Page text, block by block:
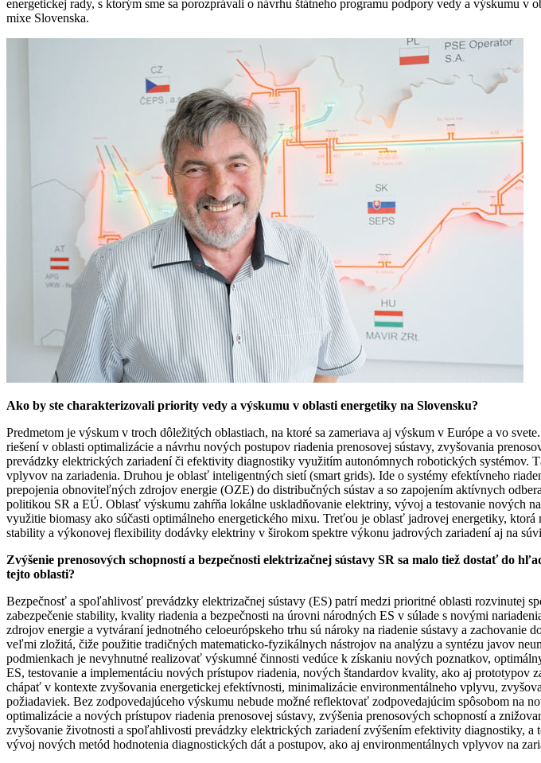
energetickej rady, s ktorým sme sa porozprávali o návrhu štátneho programu podpory vedy a výskumu
mixe Slovenska.
Ako by ste charakterizovali priority vedy a výskumu v oblasti energetiky na Slovensku?
Predmetom je výskum v troch dôležitých oblastiach, na ktoré sa zameriava aj výskum v Európe a vo
riešení v oblasti optimalizácie a návrhu nových postupov riadenia prenosovej sústavy, zvyšovania
prevádzky elektrických zariadení či efektivity diagnostiky využitím autonómnych robotických
vplyvov na zariadenia. Druhou je oblasť inteligentných sietí (smart grids). Ide o systémy efektívneho
prepojenia obnoviteľných zdrojov energie (OZE) do distribučných sústav a so zapojením aktívnych
politikou SR a EÚ. Oblasť výskumu zahŕňa lokálne uskladňovanie elektriny, vývoj a testovanie nových
využitie biomasy ako súčasti optimálneho energetického mixu. Treťou je oblasť jadrovej energetiky,
stability a výkonovej flexibility dodávky elektriny v širokom spektre výkonu jadrových zariadení aj na
Zvýšenie prenosových schopností a bezpečnosti elektrizačnej sústavy SR sa malo tiež dostať
tejto oblasti?
Bezpečnosť a spoľahlivosť prevádzky elektrizačnej sústavy (ES) patrí medzi prioritné oblasti rozvinutej
zabezpečenie stability, kvality riadenia a bezpečnosti na úrovni národných ES v súlade s novými
zdrojov energie a vytváraní jednotného celoeurópskeho trhu sú nároky na riadenie sústavy a
veľmi zložitá, čiže použitie tradičných matematicko-fyzikálnych nástrojov na analýzu a syntézu javov
podmienkach je nevyhnutné realizovať výskumné činnosti vedúce k získaniu nových poznatkov,
ES, testovanie a implementáciu nových prístupov riadenia, nových štandardov kvality, ako aj
chápať v kontexte zvyšovania energetickej efektívnosti, minimalizácie environmentálneho vplyvu,
požiadaviek. Bez zodpovedajúceho výskumu nebude možné reflektovať zodpovedajúcim spôsobom na
optimalizácie a nových prístupov riadenia prenosovej sústavy, zvýšenia prenosových schopností a
zvyšovanie životnosti a spoľahlivosti prevádzky elektrických zariadení zvýšením efektivity diagnostiky,
vývoj nových metód hodnotenia diagnostických dát a postupov, ako aj environmentálnych vplyvov na